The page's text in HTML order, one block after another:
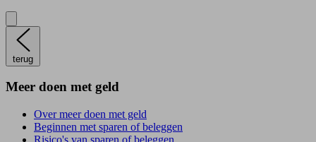
terug
Meer doen met geld
Over meer doen met geld
Beginnen met sparen of beleggen